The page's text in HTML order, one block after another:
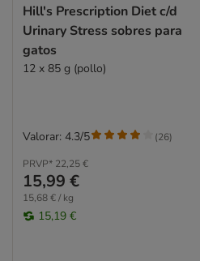
Hill's Prescription Diet c/d
Urinary Stress sobres para
gatos
12 x 85 g (pollo)
PRVP* 22,25 €
15,99 €
15,68 € / kg
15,19 €
Valorar: 4.3/5 (26)